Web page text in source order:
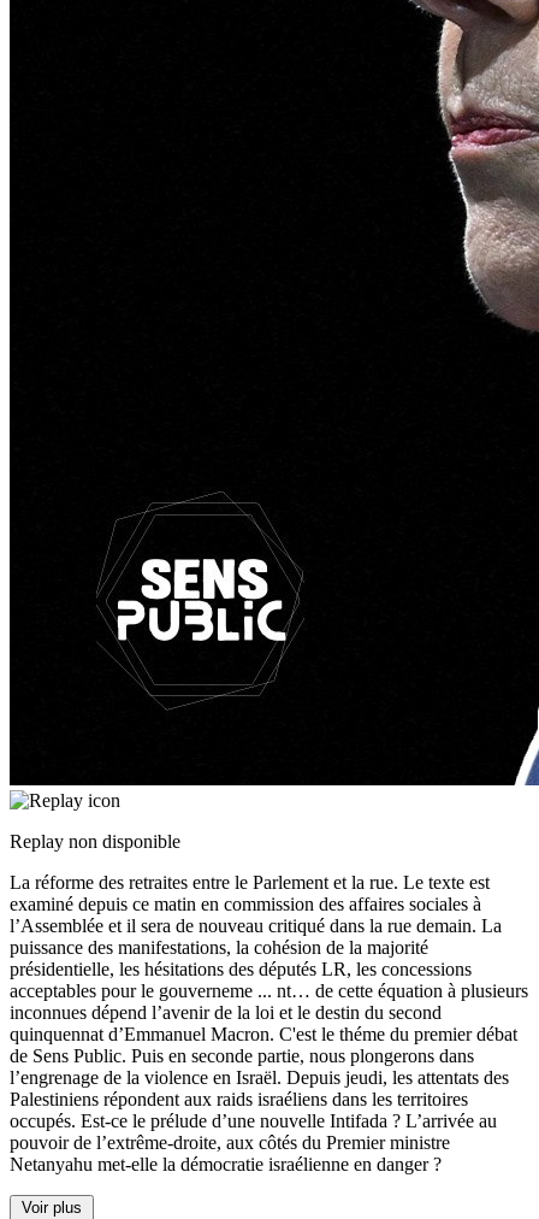
Replay non disponible
La réforme des retraites entre le Parlement et la rue. Le texte est
examiné depuis ce matin en commission des affaires sociales à
l’Assemblée et il sera de nouveau critiqué dans la rue demain. La
puissance des manifestations, la cohésion de la majorité
présidentielle, les hésitations des députés LR, les concessions
acceptables pour le gouverneme ... nt… de cette équation à plusieurs
inconnues dépend l’avenir de la loi et le destin du second
quinquennat d’Emmanuel Macron. C'est le théme du premier débat
de Sens Public. Puis en seconde partie, nous plongerons dans
l’engrenage de la violence en Israël. Depuis jeudi, les attentats des
Palestiniens répondent aux raids israéliens dans les territoires
occupés. Est-ce le prélude d’une nouvelle Intifada ? L’arrivée au
pouvoir de l’extrême-droite, aux côtés du Premier ministre
Netanyahu met-elle la démocratie israélienne en danger ?
Voir plus